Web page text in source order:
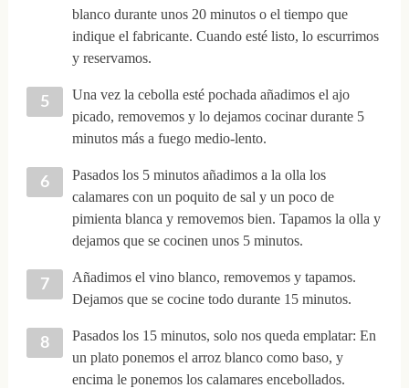
blanco durante unos 20 minutos o el tiempo que
indique el fabricante. Cuando esté listo, lo escurrimos
y reservamos.
Una vez la cebolla esté pochada añadimos el ajo
picado, removemos y lo dejamos cocinar durante 5
minutos más a fuego medio-lento.
Pasados los 5 minutos añadimos a la olla los
calamares con un poquito de sal y un poco de
pimienta blanca y removemos bien. Tapamos la olla y
dejamos que se cocinen unos 5 minutos.
Añadimos el vino blanco, removemos y tapamos.
Dejamos que se cocine todo durante 15 minutos.
Pasados los 15 minutos, solo nos queda emplatar: En
un plato ponemos el arroz blanco como baso, y
encima le ponemos los calamares encebollados.